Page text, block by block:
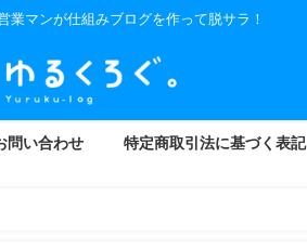
業マンが仕組みブログを作って脱サラ！
問い合わせ 特定商取引法に基づく表記